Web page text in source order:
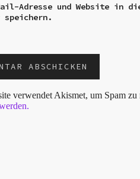
Adresse und Website in
speichern.
verwendet Akismet, um Spam zu